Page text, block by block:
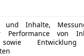
und Inhalte,
von
sowie